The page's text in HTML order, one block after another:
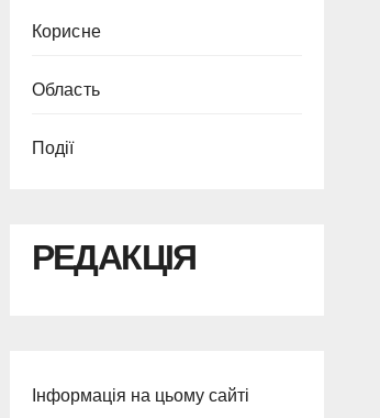
Корисне
Область
Події
РЕДАКЦІЯ
Інформація на цьому сайті